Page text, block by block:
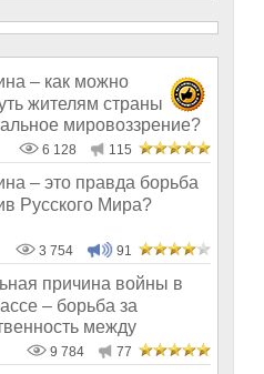
– как можно
жителям страны
мировоззрение?
6 128 115
– это правда борьба
Русского Мира?
3 754 91
причина войны в
– борьба за
между
9 784 77